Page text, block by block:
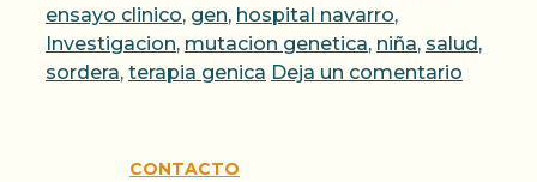
ensayo clinico, gen, hospital navarro,
Investigacion, mutacion genetica, niña, salud,
sordera, terapia genica Deja un comentario
CONTACTO